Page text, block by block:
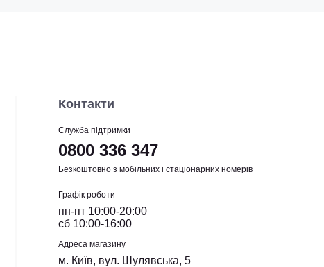
Контакти
Служба підтримки
0800 336 347
Безкоштовно з мобільних і стаціонарних номерів
Графік роботи
пн-пт 10:00-20:00
сб 10:00-16:00
Адреса магазину
м. Київ, вул. Шулявська, 5